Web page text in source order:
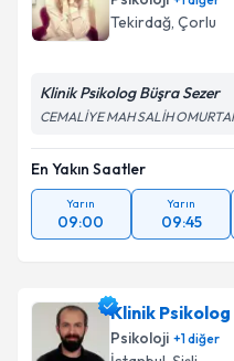
Psikoloji diğer
Tekirdağ, Çorlu
Klinik Psikolog Büşra Sezer
CEMALİYE MAH SALİH
En Yakın Saatler
Yarın
09:00
Yarın
09:45
Klinik
Psikoloji diğer